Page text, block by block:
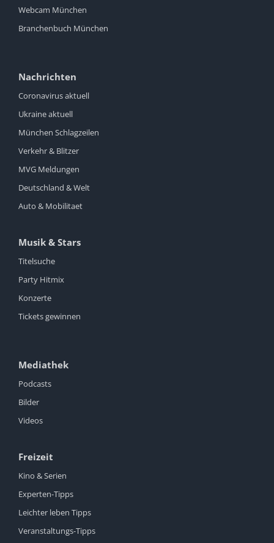
Webcam München
Branchenbuch München
Nachrichten
Coronavirus aktuell
Ukraine aktuell
München Schlagzeilen
Verkehr & Blitzer
MVG Meldungen
Deutschland & Welt
Auto & Mobilitaet
Musik & Stars
Titelsuche
Party Hitmix
Konzerte
Tickets gewinnen
Mediathek
Podcasts
Bilder
Videos
Freizeit
Kino & Serien
Experten-Tipps
Leichter leben Tipps
Veranstaltungs-Tipps